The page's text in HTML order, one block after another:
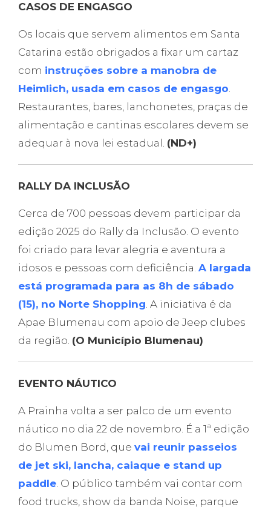
CASOS DE ENGASGO
Os locais que servem alimentos em Santa
Catarina estão obrigados a fixar um cartaz
com instruções sobre a manobra de
Heimlich, usada em casos de engasgo.
Restaurantes, bares, lanchonetes, praças de
alimentação e cantinas escolares devem se
adequar à nova lei estadual. (ND+)
RALLY DA INCLUSÃO
Cerca de 700 pessoas devem participar da
edição 2025 do Rally da Inclusão. O evento
foi criado para levar alegria e aventura a
idosos e pessoas com deficiência. A largada
está programada para as 8h de sábado
(15), no Norte Shopping. A iniciativa é da
Apae Blumenau com apoio de Jeep clubes
da região. (O Município Blumenau)
EVENTO NÁUTICO
A Prainha volta a ser palco de um evento
náutico no dia 22 de novembro. É a 1ª edição
do Blumen Bord, que vai reunir passeios
de jet ski, lancha, caiaque e stand up
paddle. O público também vai contar com
food trucks, show da banda Noise, parque